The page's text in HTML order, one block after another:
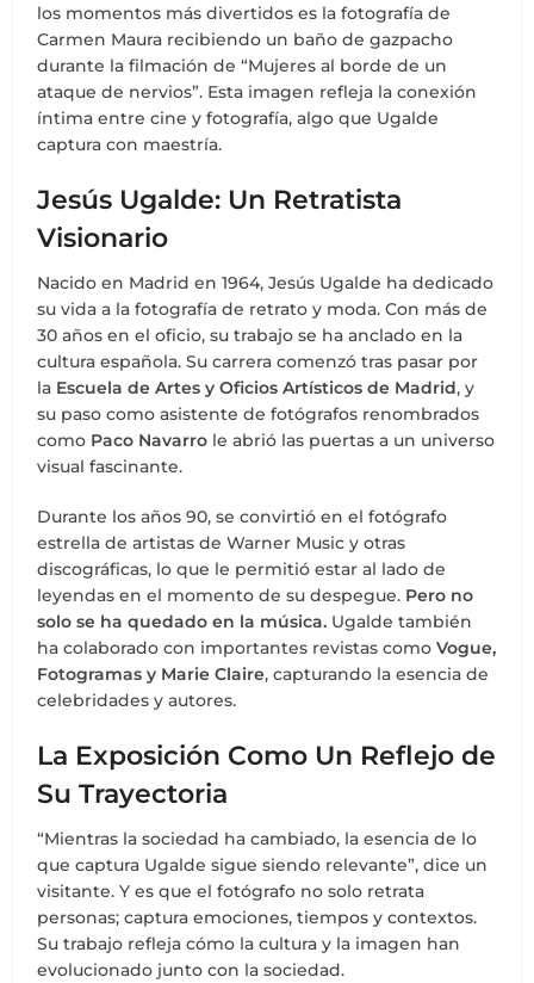
los momentos más divertidos es la fotografía de
Carmen Maura recibiendo un baño de gazpacho
durante la filmación de “Mujeres al borde de un
ataque de nervios”. Esta imagen refleja la conexión
íntima entre cine y fotografía, algo que Ugalde
captura con maestría.
Jesús Ugalde: Un Retratista
Visionario
Nacido en Madrid en 1964, Jesús Ugalde ha dedicado
su vida a la fotografía de retrato y moda. Con más de
30 años en el oficio, su trabajo se ha anclado en la
cultura española. Su carrera comenzó tras pasar por
la Escuela de Artes y Oficios Artísticos de Madrid, y
su paso como asistente de fotógrafos renombrados
como Paco Navarro le abrió las puertas a un universo
visual fascinante.
Durante los años 90, se convirtió en el fotógrafo
estrella de artistas de Warner Music y otras
discográficas, lo que le permitió estar al lado de
leyendas en el momento de su despegue. Pero no
solo se ha quedado en la música. Ugalde también
ha colaborado con importantes revistas comoVogue,
Fotogramas y Marie Claire, capturando la esencia de
celebridades y autores.
La Exposición Como Un Reflejo de
Su Trayectoria
“Mientras la sociedad ha cambiado, la esencia de lo
que captura Ugalde sigue siendo relevante”, dice un
visitante. Y es que el fotógrafo no solo retrata
personas; captura emociones, tiempos y contextos.
Su trabajo refleja cómo la cultura y la imagen han
evolucionado junto con la sociedad.